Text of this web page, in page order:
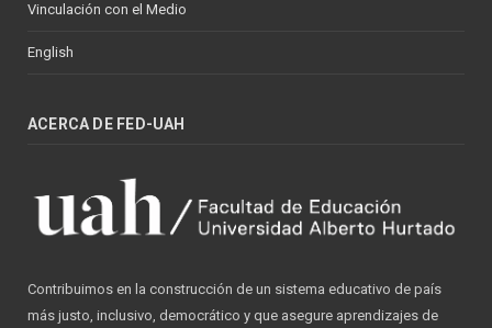
Vinculación con el Medio
English
ACERCA DE FED-UAH
Contribuimos en la construcción de un sistema educativo de país
más justo, inclusivo, democrático y que asegure aprendizajes de